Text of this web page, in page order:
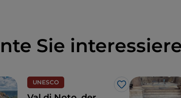
Sie
UNESCO
Like